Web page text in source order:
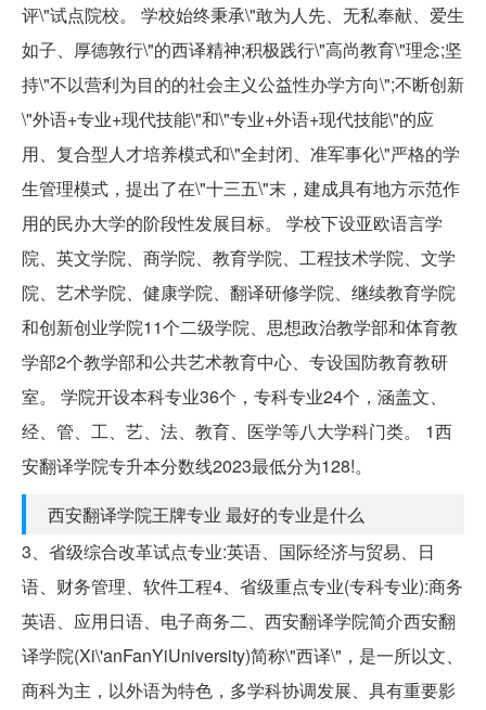
评\"试点院校。 学校始终秉承\"敢为人先、无私奉献、爱生
如子、厚德敦行\"的西译精神;积极践行\"高尚教育\"理念;坚
持\"不以营利为目的的社会主义公益性办学方向\";不断创新
\"外语+专业+现代技能\"和\"专业+外语+现代技能\"的应
用、复合型人才培养模式和\"全封闭、准军事化\"严格的学
生管理模式，提出了在\"十三五\"末，建成具有地方示范作
用的民办大学的阶段性发展目标。 学校下设亚欧语言学
院、英文学院、商学院、教育学院、工程技术学院、文学
院、艺术学院、健康学院、翻译研修学院、继续教育学院
和创新创业学院11个二级学院、思想政治教学部和体育教
学部2个教学部和公共艺术教育中心、专设国防教育教研
室。 学院开设本科专业36个，专科专业24个，涵盖文、
经、管、工、艺、法、教育、医学等八大学科门类。 1西
安翻译学院专升本分数线2023最低分为128!。
西安翻译学院王牌专业 最好的专业是什么
3、省级综合改革试点专业:英语、国际经济与贸易、日
语、财务管理、软件工程4、省级重点专业(专科专业):商务
英语、应用日语、电子商务二、西安翻译学院简介西安翻
译学院(Xi\'anFanYiUniversity)简称\"西译\"，是一所以文、
商科为主，以外语为特色，多学科协调发展、具有重要影